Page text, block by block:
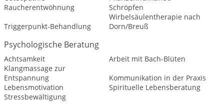
Raucherentwöhnung
Schröpfen
Triggerpunkt-Behandlung
Wirbelsäulentherapie nach
Dorn/Breuß
Psychologische Beratung
Achtsamkeit
Arbeit mit Bach-Blüten
Klangmassage zur
Entspannung
Kommunikation in der Praxis
Lebensmotivation
Spirituelle Lebensberatung
Stressbewältigung